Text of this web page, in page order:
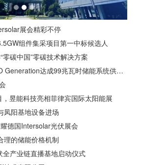
展会精彩不停
组件集采项目第一中标候选人
碳中国”零碳技术解决方案
阿特斯储能与英国CERO Generation达成99兆瓦时储能系统供应协议
昱能科技亮相菲律宾国际太阳能展
凤阳基地设备进场
德国Intersolar光伏展会
理的储能价格机制
产业链直播基地启动仪式